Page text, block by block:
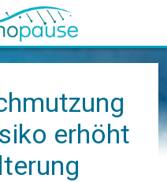
erhöht